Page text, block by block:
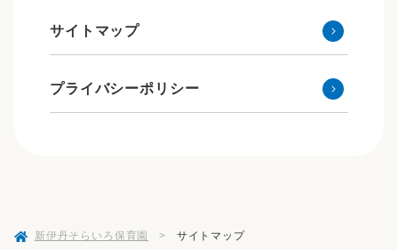
サイトマップ
プライバシーポリシー
新伊丹そらいろ保育園 > サイトマップ